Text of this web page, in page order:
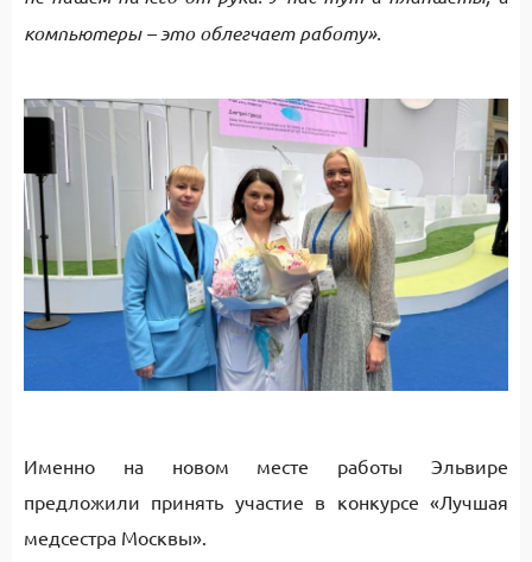
компьютеры – это облегчает работу».
Именно на новом месте работы Эльвире
предложили принять участие в конкурсе «Лучшая
медсестра Москвы».